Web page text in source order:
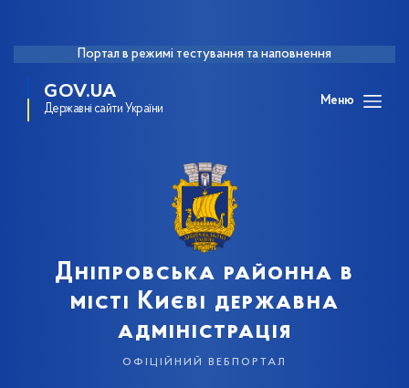
Портал в режимі тестування та наповнення
GOV.UA
Державні сайти України
Меню
Дніпровська районна в
місті Києві державна
адміністрація
офіційний вебпортал